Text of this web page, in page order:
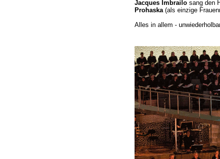
Jacques Imbrailosang den
Prohaska(als einzige
Alles in allem -